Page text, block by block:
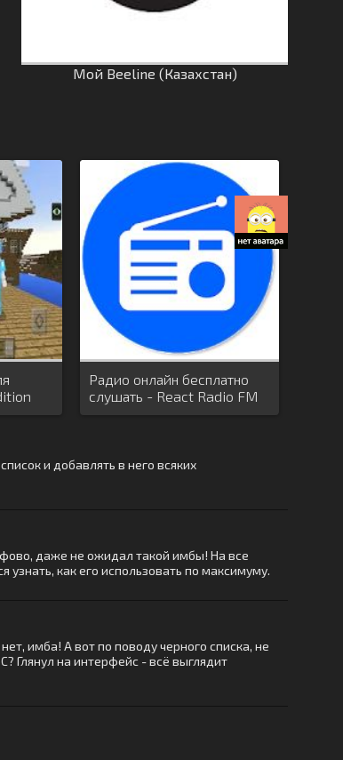
Мой Beeline (Казахстан)
Радио онлайн бесплатно
слушать - React Radio FM
и добавлять в него всяких
даже не ожидал такой имбы! На все
как его использовать по максимуму.
имба! А вот по поводу черного списка, не
Глянул на интерфейс - всё выглядит